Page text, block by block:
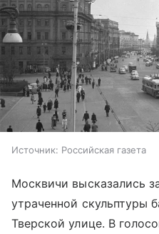
Источник: Российская газета
Москвичи высказались
утраченной скульптуры
Тверской улице. В